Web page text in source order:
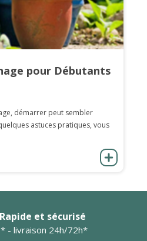
pour Débutants
démarrer peut sembler
astuces pratiques, vous
et sécurisé
- livraison 24h/72h*